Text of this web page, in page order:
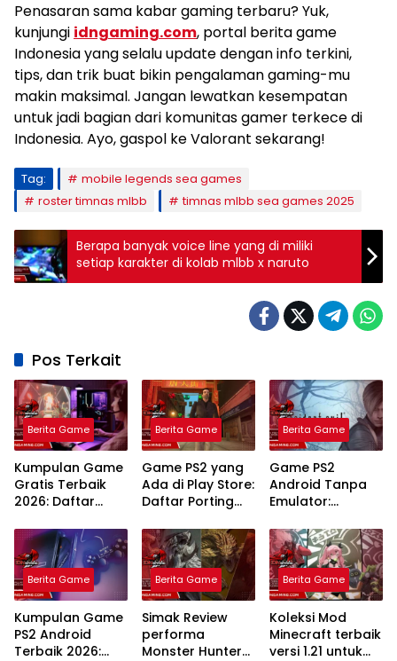
Penasaran sama kabar gaming terbaru? Yuk,
kunjungi idngaming.com, portal berita game
Indonesia yang selalu update dengan info terkini,
tips, dan trik buat bikin pengalaman gaming-mu
makin maksimal. Jangan lewatkan kesempatan
untuk jadi bagian dari komunitas gamer terkece di
Indonesia. Ayo, gaspol ke Valorant sekarang!
Tag:
mobile legends sea games
roster timnas mlbb
timnas mlbb sea games 2025
Berapa banyak voice line yang di miliki
setiap karakter di kolab mlbb x naruto
Pos Terkait
Berita Game
Kumpulan Game
Gratis Terbaik
2026: Daftar
Perlu Langganan
Mahal
Berita Game
Game PS2 yang
Ada di Play Store:
Daftar Porting
Panduan
Mainnya
Berita Game
Game PS2
Android Tanpa
Emulator:
Resmi dan
Layanan Cloud
Gaming Terbaik
Berita Game
Kumpulan Game
PS2 Android
Terbaik 2026:
Berita Game
Simak Review
performa
Monster Hunter
Berita Game
Koleksi Mod
Minecraft terbaik
versi 1.21 untuk